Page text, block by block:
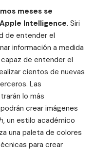
meses se
Intelligence. Siri
de entender el
información a medida
de entender el
cientos de nuevas
Las
lo más
crear imágenes
, un estilo académico
una paleta de colores
para crear